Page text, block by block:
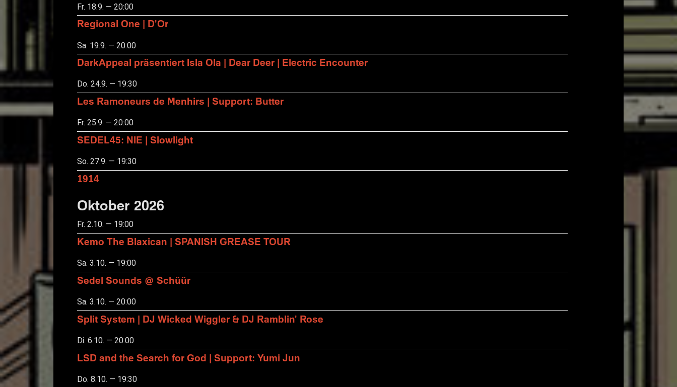
Fr. 18.9. — 20:00
Regional One | D'Or
Sa. 19.9. — 20:00
DarkAppeal präsentiert Isla Ola | Dear Deer | Electric Encounter
Do. 24.9. — 19:30
Les Ramoneurs de Menhirs | Support: Butter
Fr. 25.9. — 20:00
SEDEL45: NIE | Slowlight
So. 27.9. — 19:30
1914
Oktober 2026
Fr. 2.10. — 19:00
Kemo The Blaxican | SPANISH GREASE TOUR
Sa. 3.10. — 19:00
Sedel Sounds @ Schüür
Sa. 3.10. — 20:00
Split System | DJ Wicked Wiggler & DJ Ramblin' Rose
Di. 6.10. — 20:00
LSD and the Search for God | Support: Yumi Jun
Do. 8.10. — 19:30